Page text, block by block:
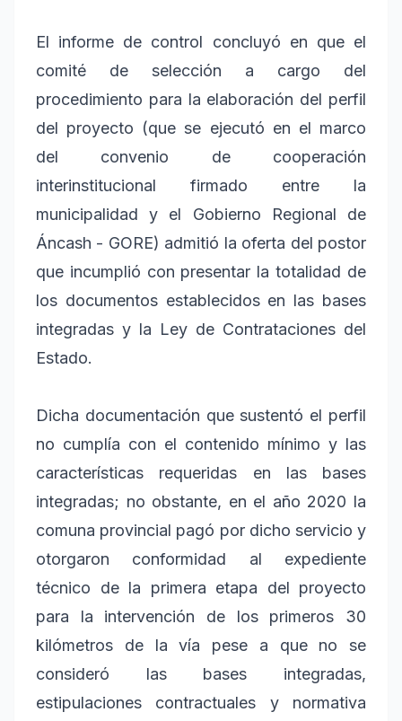
El informe de control concluyó en que el
comité de selección a cargo del
procedimiento para la elaboración del perfil
del proyecto (que se ejecutó en el marco
del convenio de cooperación
interinstitucional firmado entre la
municipalidad y el Gobierno Regional de
Áncash - GORE) admitió la oferta del postor
que incumplió con presentar la totalidad de
los documentos establecidos en las bases
integradas y la Ley de Contrataciones del
Estado.
Dicha documentación que sustentó el perfil
no cumplía con el contenido mínimo y las
características requeridas en las bases
integradas; no obstante, en el año 2020 la
comuna provincial pagó por dicho servicio y
otorgaron conformidad al expediente
técnico de la primera etapa del proyecto
para la intervención de los primeros 30
kilómetros de la vía pese a que no se
consideró las bases integradas,
estipulaciones contractuales y normativa